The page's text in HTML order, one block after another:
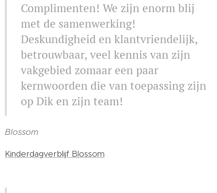
Complimenten! We zijn enorm blij
met de samenwerking!
Deskundigheid en klantvriendelijk,
betrouwbaar, veel kennis van zijn
vakgebied zomaar een paar
kernwoorden die van toepassing zijn
op Dik en zijn team!
Blossom
Kinderdagverblijf Blossom